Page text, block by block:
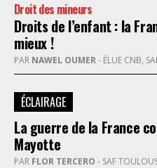
Droit des mineurs
Droits de l’enfant : la France
mieux !
PAR NAWEL OUMER- ÉLUE CNB,
ÉCLAIRAGE
La guerre de la France
Mayotte
PAR FLOR TERCERO - SAF